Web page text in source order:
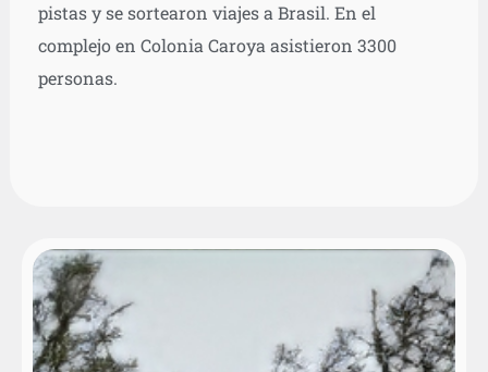
pistas y se sortearon viajes a Brasil. En el
complejo en Colonia Caroya asistieron 3300
personas.